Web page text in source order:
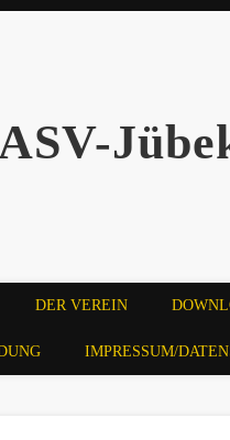
DER VEREIN
IMPRESSUM/